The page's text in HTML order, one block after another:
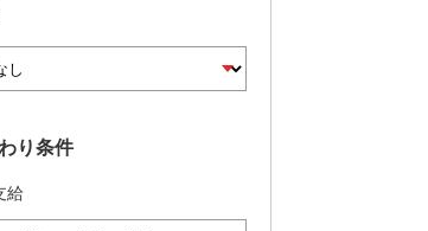
り条件
給